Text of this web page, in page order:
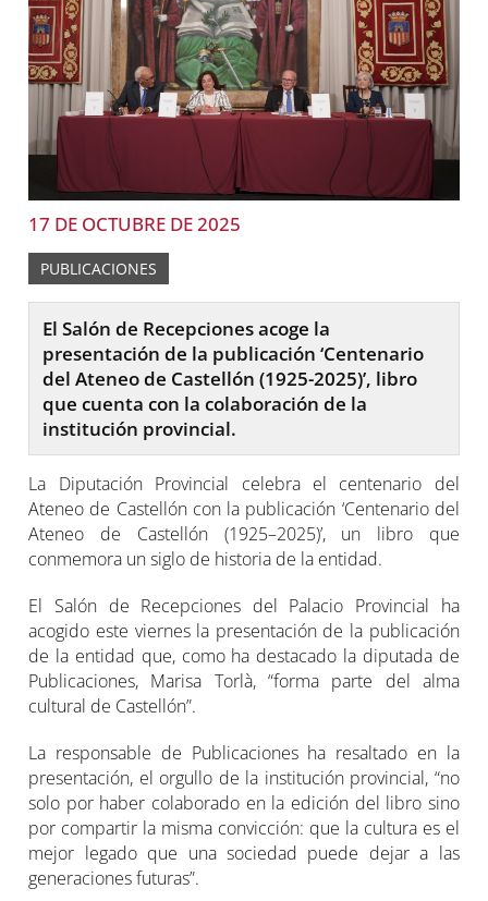
17 DE OCTUBRE DE 2025
PUBLICACIONES
El Salón de Recepciones acoge la
presentación de la publicación ‘Centenario
del Ateneo de Castellón (1925-2025)’, libro
que cuenta con la colaboración de la
institución provincial.
La Diputación Provincial celebra el centenario del
Ateneo de Castellón con la publicación ‘Centenario del
Ateneo de Castellón (1925–2025)’, un libro que
conmemora un siglo de historia de la entidad.
El Salón de Recepciones del Palacio Provincial ha
acogido este viernes la presentación de la publicación
de la entidad que, como ha destacado la diputada de
Publicaciones, Marisa Torlà, “forma parte del alma
cultural de Castellón”.
La responsable de Publicaciones ha resaltado en la
presentación, el orgullo de la institución provincial, “no
solo por haber colaborado en la edición del libro sino
por compartir la misma convicción: que la cultura es el
mejor legado que una sociedad puede dejar a las
generaciones futuras”.